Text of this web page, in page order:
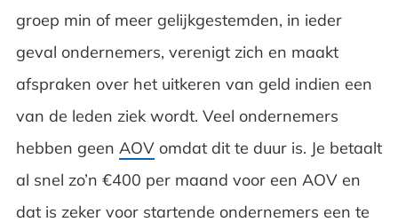
De kosten die je moet betalen
Inleggen en potje opbouwen
Wie zijn lid van een broodfonds
groep min of meer gelijkgestemden, in ieder
geval ondernemers, verenigt zich en maakt
afspraken over het uitkeren van geld indien een
van de leden ziek wordt. Veel ondernemers
hebben geen AOVomdat dit te duur is. Je betaalt
al snel zo’n €400 per maand voor een AOV en
dat is zeker voor startende ondernemers een te